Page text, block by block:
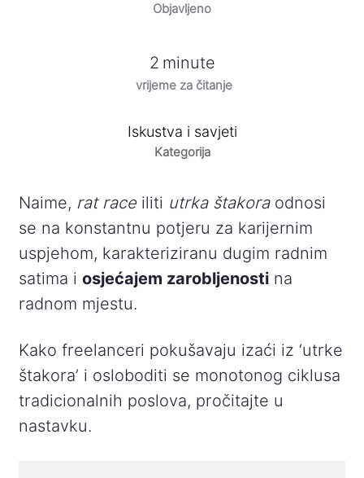
Objavljeno
vrijeme za čitanje
2 minute
Iskustva i savjeti
Kategorija
Naime, rat race iliti utrka štakoraodnosi
se na konstantnu potjeru za karijernim
uspjehom, karakteriziranu dugim radnim
satima i osjećajem zarobljenosti na
radnom mjestu.
Kako freelanceri pokušavaju izaći iz ‘utrke
štakora’ i osloboditi se monotonog ciklusa
tradicionalnih poslova, pročitajte u
nastavku.